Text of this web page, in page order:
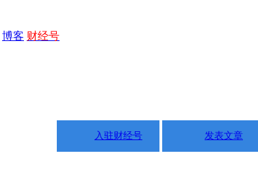
博客 财经号
入驻财经号 发表文章